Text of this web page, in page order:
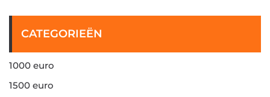
CATEGORIEËN
1000 euro
1500 euro